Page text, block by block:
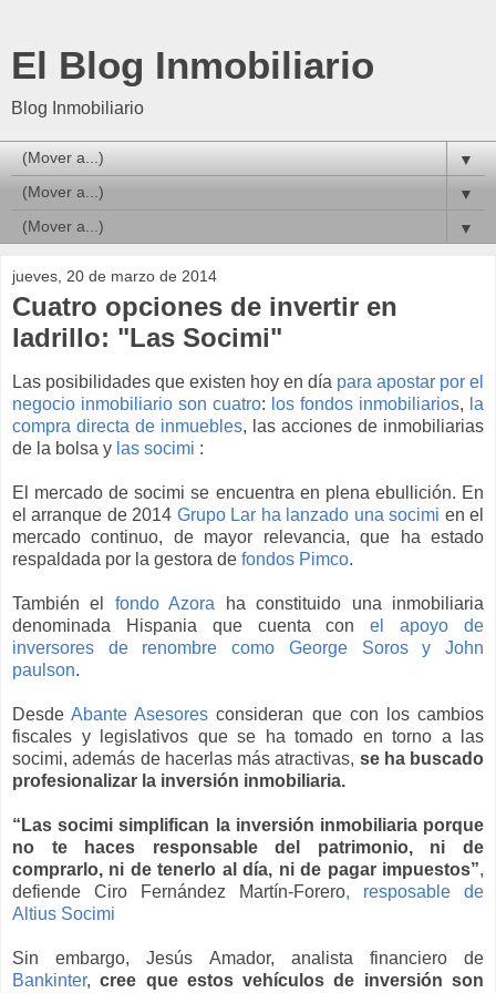
El Blog Inmobiliario
Blog Inmobiliario
▼
▼
▼
jueves, 20 de marzo de 2014
Cuatro opciones de invertir en
ladrillo: "Las Socimi"
Las posibilidades que existen hoy en día para apostar por el
negocio inmobiliario son cuatro: los fondos inmobiliarios, la
compra directa de inmuebles, las acciones de inmobiliarias
de la bolsa y las socimi :
El mercado de socimi se encuentra en plena ebullición. En
el arranque de 2014 Grupo Lar ha lanzado una socimi en el
mercado continuo, de mayor relevancia, que ha estado
respaldada por la gestora de fondos Pimco.
También el fondo Azora ha constituido una inmobiliaria
denominada Hispania que cuenta conel apoyo de
inversores de renombre como George Soros y John
paulson.
DesdeAbante Asesoresconsideran que con los cambios
fiscales y legislativos que se ha tomado en torno a las
socimi, además de hacerlas más atractivas, se ha buscado
profesionalizar la inversión inmobiliaria.
“Las socimi simplifican la inversión inmobiliaria porque
no te haces responsable del patrimonio, ni de
comprarlo, ni de tenerlo al día, ni de pagar impuestos”,
defiende Ciro Fernández Martín-Forero, resposable de
Altius Socimi
Sin embargo, Jesús Amador, analista financiero de
Bankinter,cree que estos vehículos de inversión son